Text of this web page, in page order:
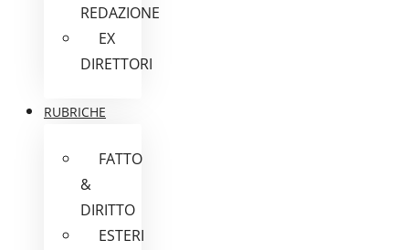
REDAZIONE
EX
DIRETTORI
RUBRICHE
FATTO
&
DIRITTO
ESTERI